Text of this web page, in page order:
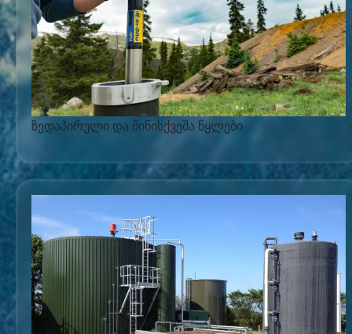
ზედაპირული და მიწისქვეშა წყლები